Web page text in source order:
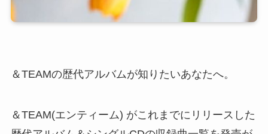
＆TEAMの歴代アルバムが知りたいあなたへ。
＆TEAM(エンティーム) がこれまでにリリースした